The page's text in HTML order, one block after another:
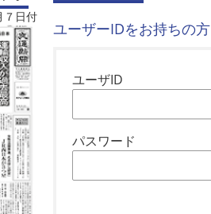
７日付
ユーザーIDをお持ちの方
ユーザID
パスワード